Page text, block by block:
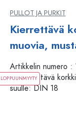
PULLOT JA PURKIT
Kierrettävä
muovia,
Artikkelin numero :
LOPPUUNMYYTY